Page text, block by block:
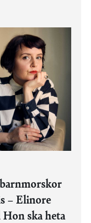
– Elinore
Hon ska heta